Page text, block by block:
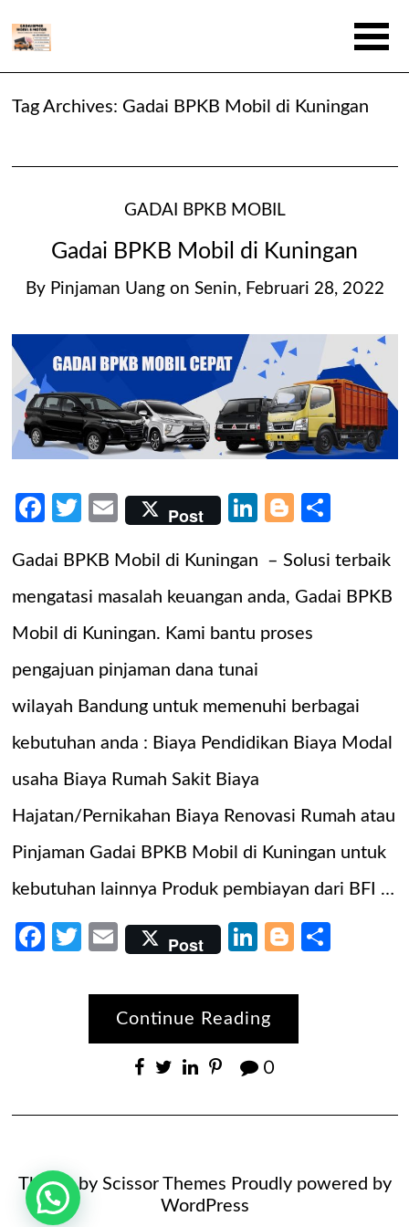
Tag Archives: Gadai BPKB Mobil di Kuningan
GADAI BPKB MOBIL
Gadai BPKB Mobil di Kuningan
By Pinjaman Uang on Senin, Februari 28, 2022
Facebook
Twitter
EmailPost LinkedIn
Blogger
Gadai BPKB Mobil di Kuningan – Solusi terbaik
mengatasi masalah keuangan anda, Gadai BPKB
Mobil di Kuningan. Kami bantu proses
pengajuan pinjaman dana tunai
wilayah Bandung untuk memenuhi berbagai
kebutuhan anda : Biaya Pendidikan Biaya Modal
usaha Biaya Rumah Sakit Biaya
Hajatan/Pernikahan Biaya Renovasi Rumah atau
Pinjaman Gadai BPKB Mobil di Kuningan untuk
kebutuhan lainnya Produk pembiayan dari BFI …
Facebook
Twitter
EmailPost LinkedIn
Blogger
Continue Reading
0
Theme by Scissor Themes Proudly powered by
WordPress